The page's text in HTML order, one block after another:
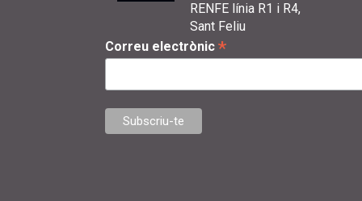
RENFE línia R1 i R4,
Sant Feliu
Correu electrònic *